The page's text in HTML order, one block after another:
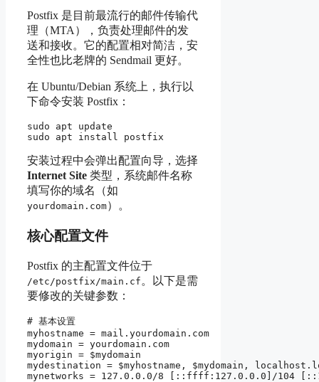
Postfix 是目前最流行的邮件传输代
理（MTA），负责处理邮件的发
送和接收。它的配置相对简洁，安
全性也比老牌的 Sendmail 更好。
在 Ubuntu/Debian 系统上，执行以
下命令安装 Postfix：
sudo apt update
安装过程中会弹出配置向导，选择
Internet Site 类型，系统邮件名称
填写你的域名（如
yourdomain.com）。
核心配置文件
Postfix 的主配置文件位于
/etc/postfix/main.cf 。以下是需
要修改的关键参数：
# 基本设置
myhostname = mail.yourdomain.com
mydomain = yourdomain.com
myorigin = $mydomain
mydestination = $myhostname, $mydomain,
mynetworks = 127.0.0.0/8 [::ffff:127.0.0.0]/104